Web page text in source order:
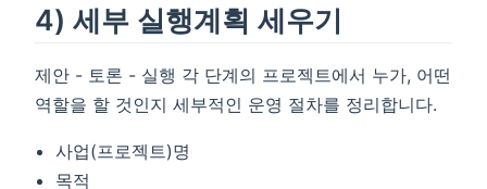
4) 세부 실행계획 세우기
제안 - 토론 - 실행 각 단계의 프로젝트에서 누가, 어떤
역할을 할 것인지 세부적인 운영 절차를 정리합니다.
사업(프로젝트)명
목적